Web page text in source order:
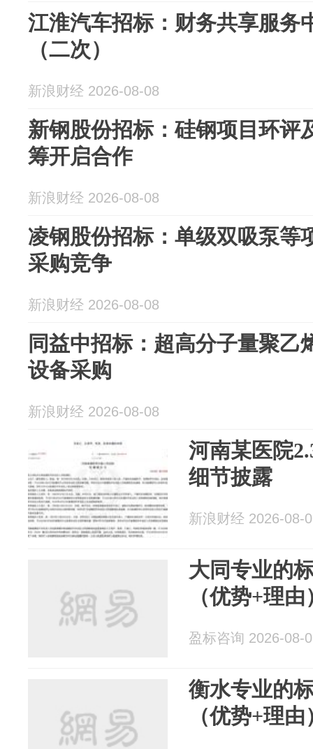
江淮汽车招标：财务共享服务
（二次）
新浪财经 2026-08-08
新钢股份招标：硅钢项目环评
筹开启合作
新浪财经 2026-08-08
凌钢股份招标：单级双吸泵等
采购竞争
新浪财经 2026-08-08
同益中招标：超高分子量聚乙
设备采购
新浪财经 2026-08-08
河南某医院
细节披露
新浪财经 2026-08-
大同专业的
（优势+理由
盈标咨询 2026-08-
衡水专业的
（优势+理由